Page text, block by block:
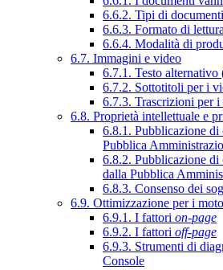
6.6.2. Tipi di documenti
6.6.3. Formato di
6.6.4. Modalità di
6.7. Immagini e video
6.7.1. Testo
6.7.2. Sottotitoli per i
6.7.3. Trascrizioni per i
6.8. Proprietà intellettuale e
6.8.1. Pubblicazione
Pubblica
6.8.2. Pubblicazione
dalla Pubblica
6.8.3. Consenso dei
6.9. Ottimizzazione per i
6.9.1. I fattori on-page
6.9.2. I fattori off-page
6.9.3. Strumenti di
Console